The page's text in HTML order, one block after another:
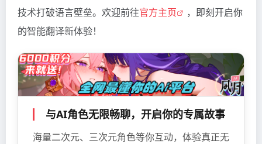
技术打破语言壁垒。欢迎前往官方主页
，即刻开启你
的智能翻译新体验！
与AI角色无限畅聊，开启你的专属故事
海量二次元、三次元角色等你互动，体验真正无